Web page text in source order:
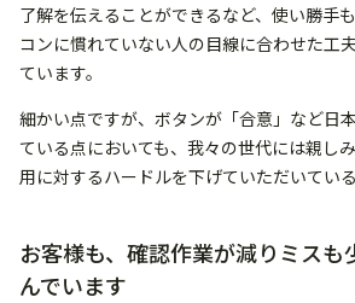
了解を伝えることができるなど、使い勝手
コンに慣れていない人の目線に合わせた工
ています。
細かい点ですが、ボタンが「合意」など日
ている点においても、我々の世代には親し
用に対するハードルを下げていただいている
お客様も、確認作業が減りミスも
んでいます